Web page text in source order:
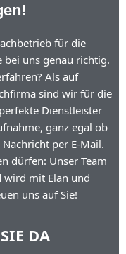
für die
bei uns genau richtig.
Als auf
sind wir für die
Dienstleister
ganz egal ob
per E-Mail.
dürfen: Unser Team
wird mit Elan und
uns auf Sie!
DA